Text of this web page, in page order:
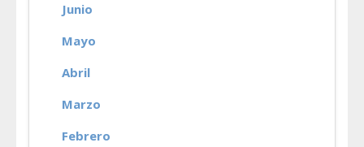
Junio
Mayo
Abril
Marzo
Febrero